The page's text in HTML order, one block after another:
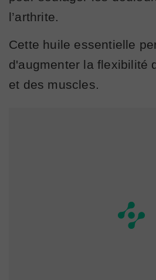
l’arthrite.
Cette huile essentielle
d'augmenter la flexibilité
et des muscles.